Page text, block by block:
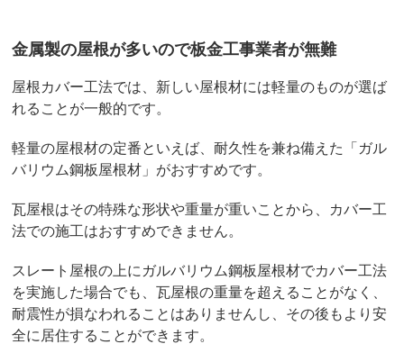
金属製の屋根が多いので板金工事業者が無難
屋根カバー工法では、新しい屋根材には軽量のものが選ば
れることが一般的です。
軽量の屋根材の定番といえば、耐久性を兼ね備えた「ガル
バリウム鋼板屋根材」がおすすめです。
瓦屋根はその特殊な形状や重量が重いことから、カバー工
法での施工はおすすめできません。
スレート屋根の上にガルバリウム鋼板屋根材でカバー工法
を実施した場合でも、瓦屋根の重量を超えることがなく、
耐震性が損なわれることはありませんし、その後もより安
全に居住することができます。